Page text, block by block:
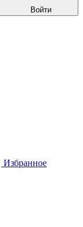
Войти
Избранное